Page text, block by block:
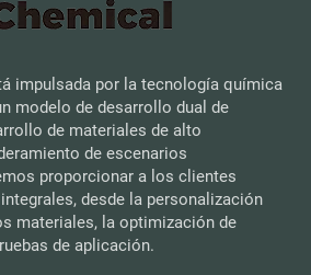
impulsada por la tecnología química
modelo de desarrollo dual de
de materiales de alto
de escenarios
proporcionar a los clientes
desde la personalización
materiales, la optimización de
de aplicación.